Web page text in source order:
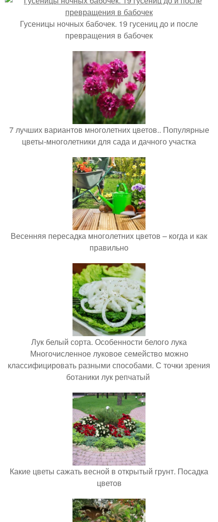
Гусеницы ночных бабочек. 19 гусениц до и после
превращения в бабочек
7 лучших вариантов многолетних цветов.. Популярные
цветы-многолетники для сада и дачного участка
Весенняя пересадка многолетних цветов – когда и как
правильно
Лук белый сорта. Особенности белого лука
Многочисленное луковое семейство можно
классифицировать разными способами. С точки зрения
ботаники лук репчатый
Какие цветы сажать весной в открытый грунт. Посадка
цветов